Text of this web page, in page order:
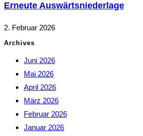
Erneute Auswärtsniederlage
2. Februar 2026
Archives
Juni 2026
Mai 2026
April 2026
März 2026
Februar 2026
Januar 2026